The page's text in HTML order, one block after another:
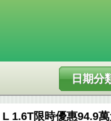
日期分
1.6T限時優惠94.9